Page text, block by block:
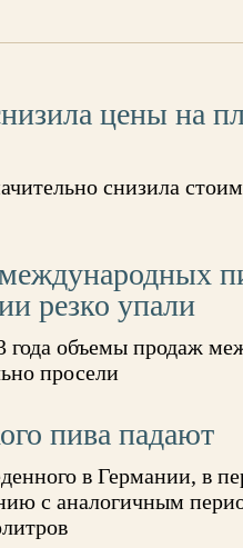
цены на
снизила
резко упали
года объемы продаж
просели
пива падают
в Германии, в
с аналогичным